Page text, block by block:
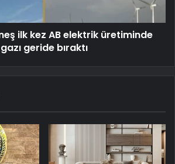
ilk kez AB elektrik üretiminde
gazı geride bıraktı